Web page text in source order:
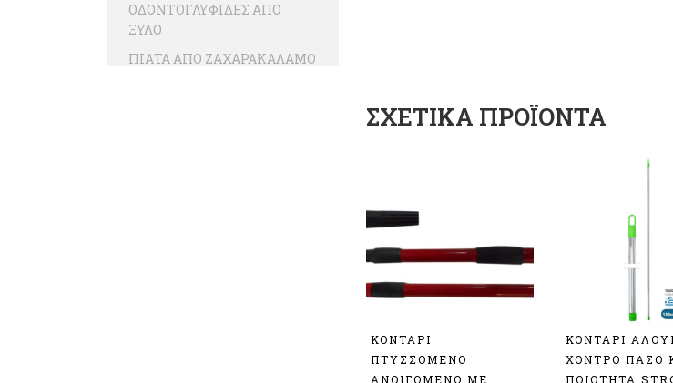
ΣΧΕΤΙΚΆ ΠΡΟΪΌΝΤΑ
ΚΟΝΤΑΡΙ
ΠΤΥΣΣΟΜΕΝΟ
ΑΝΟΙΓΟΜΕΝΟ ΜΕ
ΚΟΝΤΑΡΙ
ΧΟΝΤΡΟ ΠΑΣΟ
ΠΟΙΟΤΗΤΑ
ΟΔΟΝΤΟΓΛΥΦΙΔΕΣ ΑΠΟ
ΞΥΛΟ
ΠΙΑΤΑ ΑΠΟ ΖΑΧΑΡΑΚΑΛΑΜΟ